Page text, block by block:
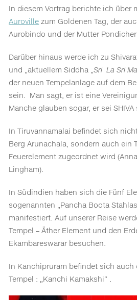
In diesem Vortrag berichte ich über
Auroville zum Goldenen Tag, der
Aurobindo und der Mutter
Darüber hinaus werde ich zu
und „aktuellem Siddha „Sri La Sri
der neuen Tempelanlage auf dem
sein. Man sagt, er ist eine
Manche glauben sogar, er sei SHIVA
In Tiruvannamalai befindet sich
Berg Arunachala, sondern auch ein
Feuerelement zugeordnet wird
Lingham).
In Südindien haben sich die Fünf
sogenannten „Pancha Boota
manifestiert. Auf unserer Reise
Tempel – Äther Element und den
Ekambareswarar besuchen.
In Kanchipruram befindet sich auch
Tempel : „Kanchi Kamakshi“ .